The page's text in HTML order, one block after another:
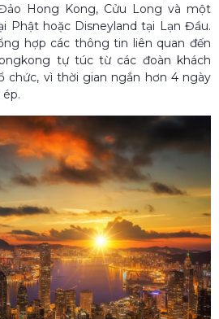
Hong Kong, Cửu Long và một
Phật hoặc Disneyland tại Lạn Đầu.
hợp các thông tin liên quan đến
tự túc từ các đoàn khách
chức, vì thời gian ngắn hơn 4 ngày